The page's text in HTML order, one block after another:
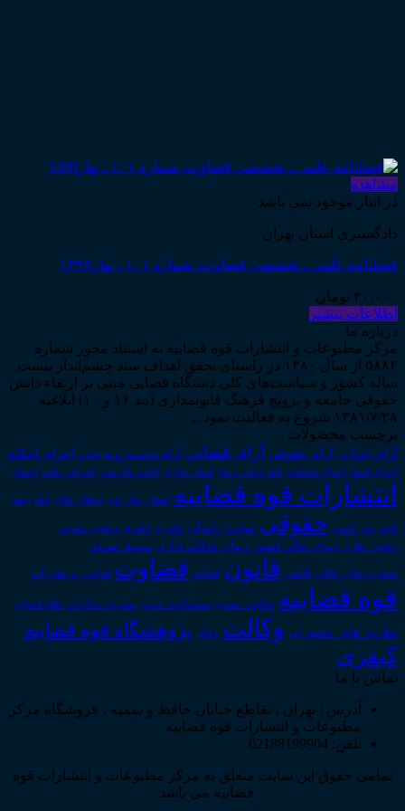
مشاهده
در انبار موجود نمی باشد
دادگستری استان تهران
فصلنامه علمی ـ تخصصی قضاوت، شماره ۱۰۱ ـ بهار۱۳۹۹
۳۰,۰۰۰ تومان
اطلاعات بیشتر
درباره ما
مرکز مطبوعات و انتشارات قوه قضاییه به استناد مجوز شماره
۵۸۸۴ از سال ۱۳۸۰ در راستای تحقق اهداف سند چشم‌انداز بیست
ساله کشور و سیاست‌های کلی دستگاه قضایی مبنی بر ارتقاء دانش
حقوقی جامعه و ترویج فرهنگ قانونمداری (بند ۱۶ و ۱۰) ابلاغیه
۱۳۸۱/۷/۲۸ شروع به فعالیت نمود...
برچسب محصولات
آرای جزایی آرای حقوقی آرای قضایی آرای وحدت رویه اجاره اجرای احکام
اجرای اسناد احوال شخصیه ادله_اثبات_دعوا اسناد_تجاری اعاده_دادرسی اعتراض_ثالث اعسار
انتشارات قوه قضاییه انتقال_مال_غیر انحلال_نکاح بانک بیمه
تاجر حق_کسب حقوقی حوادث_رانندگی خلع_ید داوری دعاوی_تصرف
دعاوی_طاری دیوان عالی کشور دیوان عدالت اداری سقوط_تعهدات
شعب_دیوان_عالی قاضی قانون قضات قضاوت قوانین_و_مقررات
قوه قضاییه مالکیت_معنوی مسئولیت_مدنی مشروح مذاکرات نظام قضایی
نظریه_های_مشورتی وکالت وکیل پژوهشگاه قوه قضاییه
کیفری
تماس با ما
آدرس : تهران ، تقاطع خیابان حافظ و سمیه ، فروشگاه مرکز
مطبوعات و انتشارات قوه قضاییه
تلفن: 02188199904
تمامی حقوق این سایت متعلق به مرکز مطبوعات و انتشارات قوه
قضاییه می باشد .